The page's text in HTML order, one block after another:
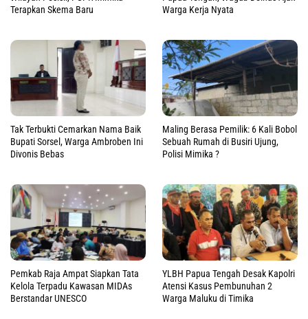
Terapkan Skema Baru
Warga Kerja Nyata
Tak Terbukti Cemarkan Nama Baik
Bupati Sorsel, Warga Ambroben Ini
Divonis Bebas
Maling Berasa Pemilik: 6 Kali Bobol
Sebuah Rumah di Busiri Ujung,
Polisi Mimika ?
Pemkab Raja Ampat Siapkan Tata
Kelola Terpadu Kawasan MIDAs
Berstandar UNESCO
YLBH Papua Tengah Desak Kapolri
Atensi Kasus Pembunuhan 2
Warga Maluku di Timika